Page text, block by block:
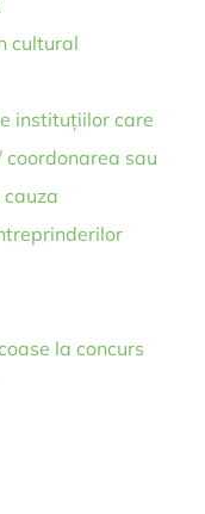
cultural
instituțiilor care
sau
la concurs